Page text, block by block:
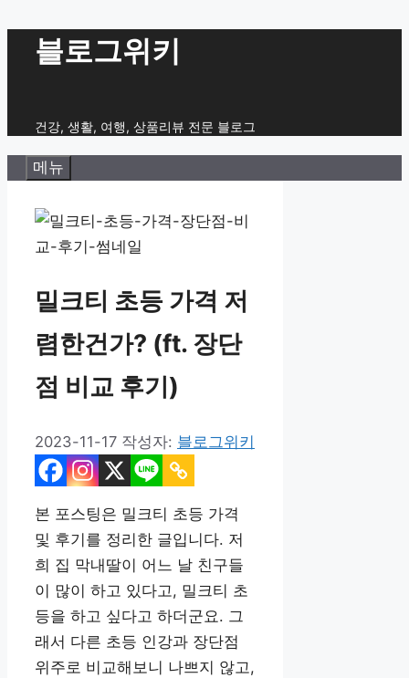
블로그위키
건강, 생활, 여행, 상품리뷰 전문 블로그
메뉴
밀크티 초등 가격 저
렴한건가? (ft. 장단
점 비교 후기)
2023-11-17 작성자: 블로그위키
본 포스팅은 밀크티 초등 가격
및 후기를 정리한 글입니다. 저
희 집 막내딸이 어느 날 친구들
이 많이 하고 있다고, 밀크티 초
등을 하고 싶다고 하더군요. 그
래서 다른 초등 인강과 장단점
위주로 비교해보니 나쁘지 않고,